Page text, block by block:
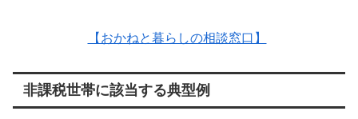
【おかねと暮らしの相談窓口】
非課税世帯に該当する典型例